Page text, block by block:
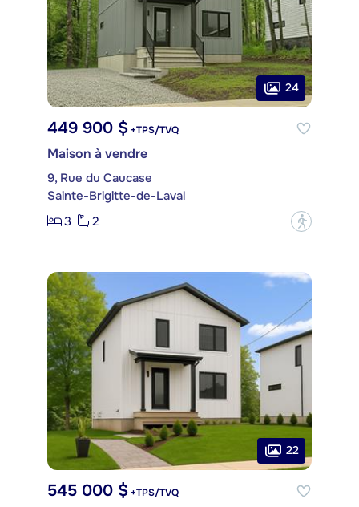
24
449 900 $ +TPS/TVQ
Maison à vendre
9, Rue du Caucase
Sainte-Brigitte-de-Laval
3
2 ?
22
545 000 $ +TPS/TVQ